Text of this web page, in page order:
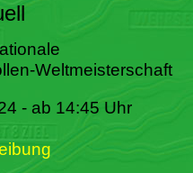
Weltmeisterschaft
- ab 14:45 Uhr